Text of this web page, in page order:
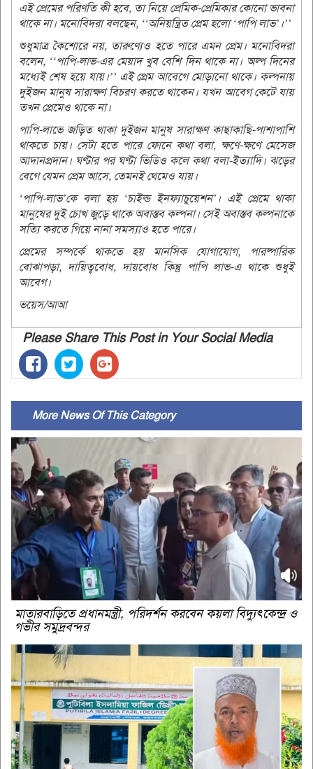
এই প্রেমের পরিণতি কী হবে, তা নিয়ে প্রেমিক-প্রেমিকার কোনো ভাবনা
থাকে না। মনোবিদরা বলছেন, ‘‘অনিয়ন্ত্রিত প্রেম হলো ‘পাপি লাভ’।’’
শুধুমাত্র কৈশোরে নয়, তারুণ্যেও হতে পারে এমন প্রেম। মনোবিদরা
বলেন, ‘‘পাপি-লাভ-এর মেয়াদ খুব বেশি দিন থাকে না। অল্প দিনের
মধ্যেই শেষ হয়ে যায়।’’ এই প্রেম আবেগে মোড়ানো থাকে। কল্পনায়
দুইজন মানুষ সারাক্ষণ বিচরণ করতে থাকেন। যখন আবেগ কেটে যায়
তখন প্রেমেও থাকে না।
পাপি-লাভে জড়িত থাকা দুইজন মানুষ সারাক্ষণ কাছাকাছি-পাশাপাশি
থাকতে চায়। সেটা হতে পারে ফোনে কথা বলা, ক্ষণে-ক্ষণে মেসেজ
আদানপ্রদান। ঘণ্টার পর ঘণ্টা ভিডিও কলে কথা বলা-ইত্যাদি। ঝড়ের
বেগে যেমন প্রেম আসে, তেমনই থেমেও যায়।
‘পাপি-লাভ’কে বলা হয় ‘চাইল্ড ইনফ্যাচুয়েশন’। এই প্রেমে থাকা
মানুষের দুই চোখ জুড়ে থাকে অবাস্তব কল্পনা। সেই অবাস্তব কল্পনাকে
সত্যি করতে গিয়ে নানা সমস্যাও হতে পারে।
প্রেমের সম্পর্কে থাকতে হয় মানসিক যোগাযোগ, পারষ্পারিক
বোঝাপড়া, দায়িত্ববোধ, দায়বোধ কিন্তু পাপি লাভ-এ থাকে শুধুই
আবেগ।
ভয়েস/আআ
Please Share This Post in Your Social Media
More News Of This Category
মাতারবাড়িতে প্রধানমন্ত্রী, পরিদর্শন করবেন কয়লা বিদ্যুৎকেন্দ্র ও
গভীর সমুদ্রবন্দর